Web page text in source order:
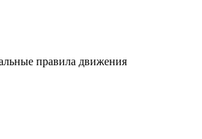
правила движения